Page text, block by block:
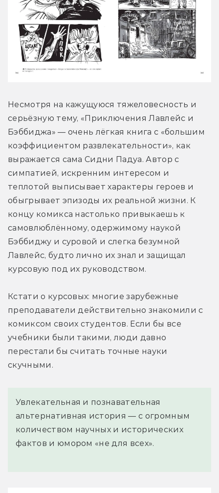
Несмотря на кажущуюся тяжеловесность и
серьёзную тему, «Приключения Лавлейс и
Бэббиджа» — очень лёгкая книга с «большим
коэффициентом развлекательности», как
выражается сама Сидни Падуа. Автор с
симпатией, искренним интересом и
теплотой выписывает характеры героев и
обыгрывает эпизоды их реальной жизни. К
концу комикса настолько привыкаешь к
самовлюблённому, одержимому наукой
Бэббиджу и суровой и слегка безумной
Лавлейс, будто лично их знал и защищал
курсовую под их руководством.
Кстати о курсовых: многие зарубежные
преподаватели действительно знакомили с
комиксом своих студентов. Если бы все
учебники были такими, люди давно
перестали бы считать точные науки
скучными.
Увлекательная и познавательная
альтернативная история — с огромным
количеством научных и исторических
фактов и юмором «не для всех».